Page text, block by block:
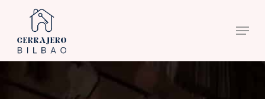
main
content
Menu